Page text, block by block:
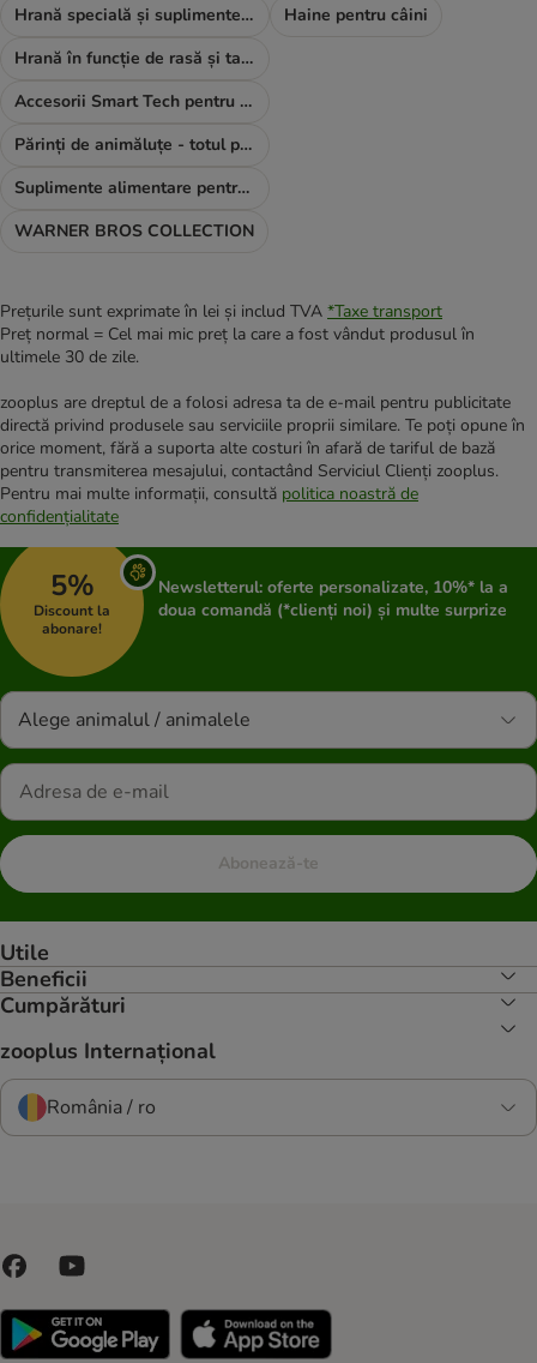
Hrană specială și suplimente alimentare
Haine pentru câini
Hrană în funcție de rasă și talie
Accesorii Smart Tech pentru câini
Părinți de animăluțe - totul pentru TINE
Suplimente alimentare pentru câini
WARNER BROS COLLECTION
Prețurile sunt exprimate în lei și includ TVA *Taxe transport
Preț normal = Cel mai mic preț la care a fost vândut produsul în
ultimele 30 de zile.
zooplus are dreptul de a folosi adresa ta de e-mail pentru publicitate
directă privind produsele sau serviciile proprii similare. Te poți opune în
orice moment, fără a suporta alte costuri în afară de tariful de bază
pentru transmiterea mesajului, contactând Serviciul Clienți zooplus.
Pentru mai multe informații, consultă politica noastră de
confidențialitate
5%
Discount la
abonare!
Newsletterul: oferte personalizate, 10%* la a
doua comandă (*clienți noi) și multe surprize
Alege animalul / animalele
Abonează-te
Utile
Beneficii
Cumpărături
zooplus Internațional
România / ro